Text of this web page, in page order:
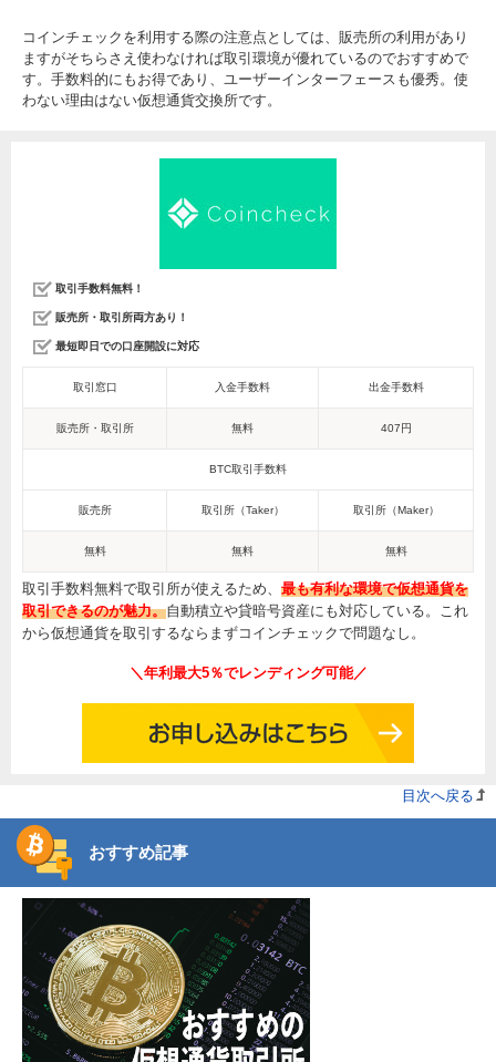
コインチェックを利用する際の注意点としては、販売所の利用があり
ますがそちらさえ使わなければ取引環境が優れているのでおすすめで
す。手数料的にもお得であり、ユーザーインターフェースも優秀。使
わない理由はない仮想通貨交換所です。
取引手数料無料！
販売所・取引所両方あり！
最短即日での口座開設に対応
取引窓口 入金手数料 出金手数料
販売所・取引所 無料 407円
BTC取引手数料
販売所 取引所（Taker） 取引所（Maker）
無料 無料 無料
取引手数料無料で取引所が使えるため、 最も有利な環境で仮想通貨を
取引できるのが魅力。自動積立や貸暗号資産にも対応している。これ
から仮想通貨を取引するならまずコインチェックで問題なし。
＼年利最大5％でレンディング可能／
目次へ戻る
おすすめ記事